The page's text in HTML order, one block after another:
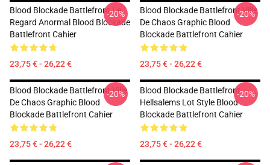
Blood Blockade Battlefront Le
Regard Anormal Blood Blockade
Battlefront Cahier
23,75 € - 26,22 €
-20%
Blood Blockade Battlefront Ville
De Chaos Graphic Blood
Blockade Battlefront Cahier
23,75 € - 26,22 €
-20%
Blood Blockade Battlefront Ville
De Chaos Graphic Blood
Blockade Battlefront Cahier
23,75 € - 26,22 €
-20%
Blood Blockade Battlefront
Hellsalems Lot Style Blood
Blockade Battlefront Cahier
23,75 € - 26,22 €
-20%